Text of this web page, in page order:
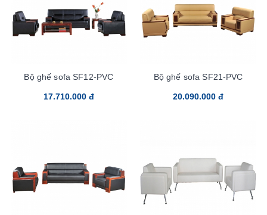
Bộ ghế sofa SF12-PVC
17.710.000 đ
Bộ ghế sofa SF21-PVC
20.090.000 đ